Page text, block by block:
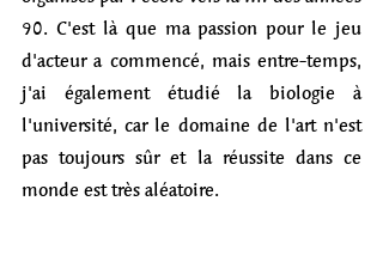
90. C'est là que ma passion pour le jeu
d'acteur a commencé, mais entre-temps,
j'ai également étudié la biologie à
l'université, car le domaine de l'art n'est
pas toujours sûr et la réussite dans ce
monde est très aléatoire.